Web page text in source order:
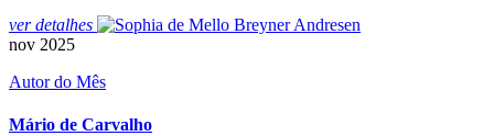
ver detalhes
nov 2025
Autor do Mês
Mário de Carvalho